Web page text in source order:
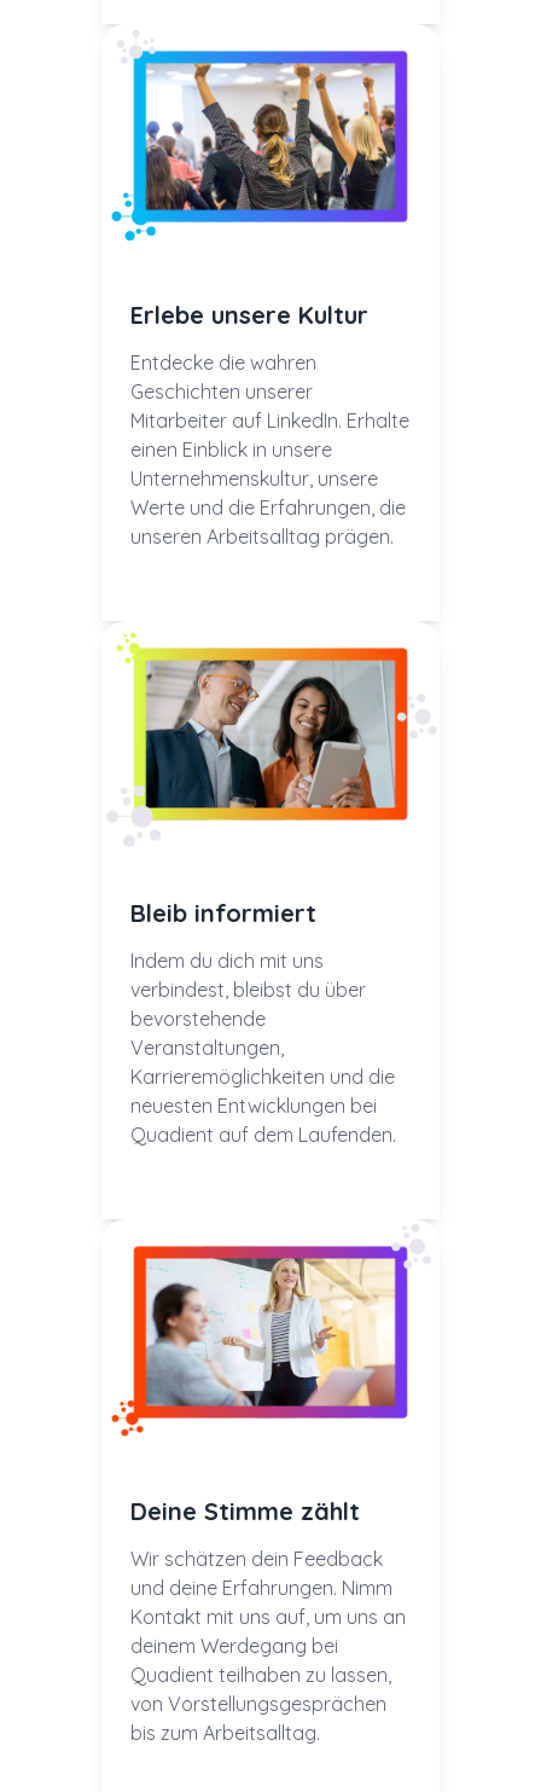
Erlebe unsere Kultur
Entdecke die wahren
Geschichten unserer
Mitarbeiter auf LinkedIn. Erhalte
einen Einblick in unsere
Unternehmenskultur, unsere
Werte und die Erfahrungen, die
unseren Arbeitsalltag prägen.
Bleib informiert
Indem du dich mit uns
verbindest, bleibst du über
bevorstehende
Veranstaltungen,
Karrieremöglichkeiten und die
neuesten Entwicklungen bei
Quadient auf dem Laufenden.
Deine Stimme zählt
Wir schätzen dein Feedback
und deine Erfahrungen. Nimm
Kontakt mit uns auf, um uns an
deinem Werdegang bei
Quadient teilhaben zu lassen,
von Vorstellungsgesprächen
bis zum Arbeitsalltag.